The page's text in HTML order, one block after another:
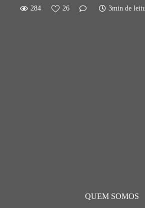
284 26 3min de
QUEM SOMOS